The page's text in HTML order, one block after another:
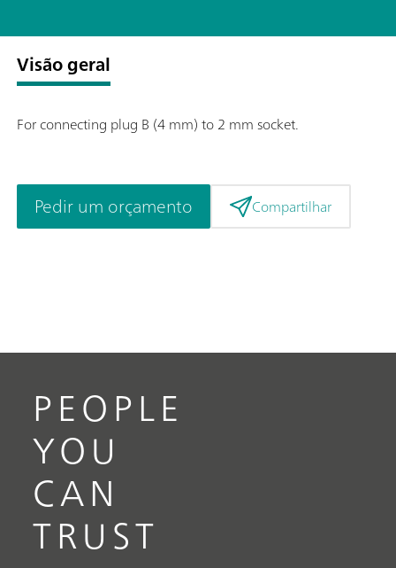
Visão geral
For connecting plug B (4 mm) to 2 mm socket.
Pedir um orçamento Compartilhar
PEOPLE
YOU
CAN
TRUST